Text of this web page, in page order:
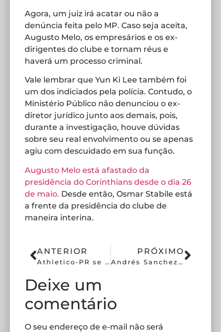
Agora, um juiz irá acatar ou não a
denúncia feita pelo MP. Caso seja aceita,
Augusto Melo, os empresários e os ex-
dirigentes do clube e tornam réus e
haverá um processo criminal.
Vale lembrar que Yun Ki Lee também foi
um dos indiciados pela polícia. Contudo, o
Ministério Público não denunciou o ex-
diretor jurídico junto aos demais, pois,
durante a investigação, houve dúvidas
sobre seu real envolvimento ou se apenas
agiu com descuidado em sua função.
Augusto Melo está afastado da
presidência do Corinthians desde o dia 26
de maio. Desde então, Osmar Stabile está
a frente da presidência do clube de
maneira interina.
ANTERIOR
Athletico-PR se interessa por volante do Corinthians
PRÓXIMO
Andrés Sanchez assume gastos em cartão do Corinthians
Deixe um
comentário
O seu endereço de e-mail não será